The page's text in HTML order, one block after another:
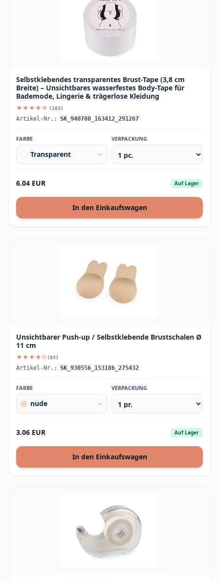
Selbstklebendes transparentes Brust-Tape (3,8 cm
Breite) – Unsichtbares wasserfestes Body-Tape für
Bademode, Lingerie & trägerlose Kleidung
★★★★☆ (163)
Artikel-Nr.: SK_940780_163412_291267
FARBE
Transparent
VERPACKUNG
6.04 EUR Auf Lager
In den Einkaufswagen
Unsichtbarer Push-up / Selbstklebende Brustschalen Ø
11 cm
★★★★½ (85)
Artikel-Nr.: SK_930556_153186_275432
FARBE
nude
VERPACKUNG
3.06 EUR Auf Lager
In den Einkaufswagen